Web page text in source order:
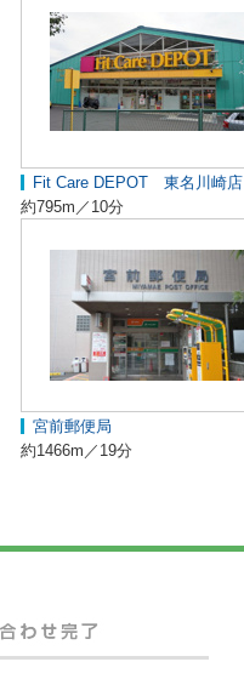
Fit Care DEPOT 東名川崎店
約795m／10分
宮前郵便局
約1466m／19分